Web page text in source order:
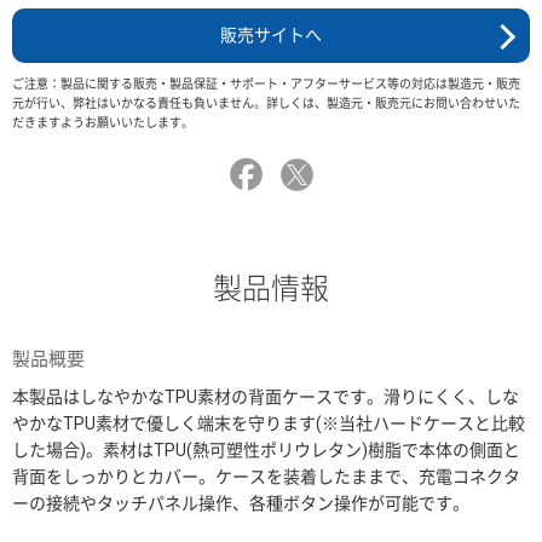
販売サイトへ
ご注意：製品に関する販売・製品保証・サポート・アフターサービス等の対応は製造元・販売
元が行い、弊社はいかなる責任も負いません。詳しくは、製造元・販売元にお問い合わせいた
だきますようお願いいたします。
製品情報
製品概要
本製品はしなやかなTPU素材の背面ケースです。滑りにくく、しな
やかなTPU素材で優しく端末を守ります(※当社ハードケースと比較
した場合)。素材はTPU(熱可塑性ポリウレタン)樹脂で本体の側面と
背面をしっかりとカバー。ケースを装着したままで、充電コネクタ
ーの接続やタッチパネル操作、各種ボタン操作が可能です。